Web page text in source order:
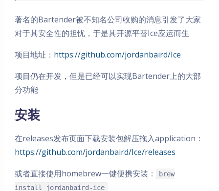
著名的Bartender被不知名公司收购的消息引发了大家
对于其安全性的担忧，于是其开源平替Ice应运而生
项目地址： https://github.com/jordanbaird/Ice
项目仍在开发，但是已经可以实现Bartender上的大部
分功能
安装
在releases发布页面下载安装包解压拖入application：
https://github.com/jordanbaird/Ice/releases
或者直接使用homebrew一键便携安装：
brew
install jordanbaird-ice